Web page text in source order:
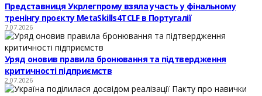
Представниця Укрлегпрому взяла участь у фінальному
тренінгу проєкту MetaSkills4TCLF в Португалії
7.07.2026
Уряд оновив правила бронювання та підтвердження
критичності підприємств
2.07.2026